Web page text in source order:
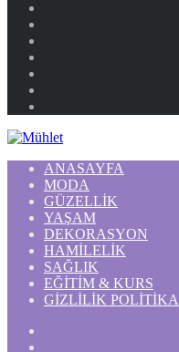
ANASAYFA
MODA
GÜZELLIK
YAŞAM
DEKORASYON
HAMILELIK
SAĞLIK
EĞITIM & KURS
GIZLILIK